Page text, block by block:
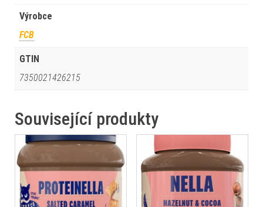
Výrobce
FCB
GTIN
7350021426215
Související produkty